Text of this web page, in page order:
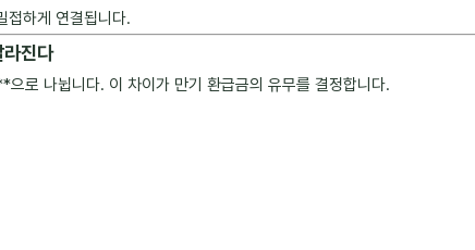
접하게 연결됩니다.
진다
로 나뉩니다. 이 차이가 만기 환급금의 유무를 결정합니다.